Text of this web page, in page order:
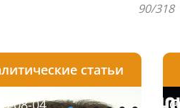
90/318
06 2026-
статьи
08-04
2026-08-05